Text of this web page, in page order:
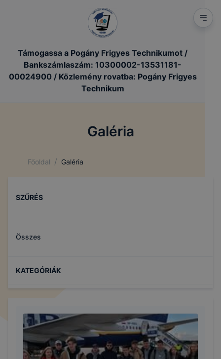
Támogassa a Pogány Frigyes Technikumot /
Bankszámlaszám: 10300002-13531181-
00024900 / Közlemény rovatba: Pogány Frigyes
Technikum
Galéria
Főoldal / Galéria
SZŰRÉS
Összes
KATEGÓRIÁK